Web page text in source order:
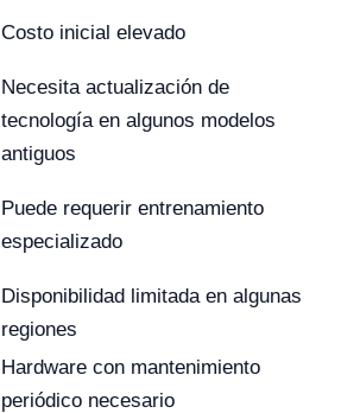
Costo inicial elevado
Necesita actualización de
tecnología en algunos modelos
antiguos
Puede requerir entrenamiento
especializado
Disponibilidad limitada en algunas
regiones
Hardware con mantenimiento
periódico necesario